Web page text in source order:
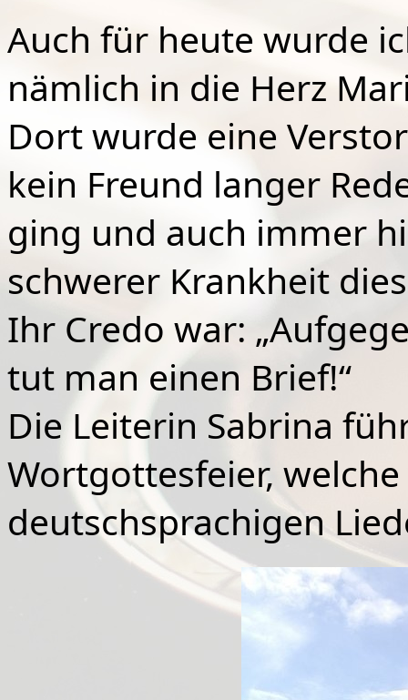
Auch für heute wurde
nämlich in die Herz
Dort wurde eine
kein Freund langer
ging und auch immer
schwerer Krankheit
Ihr Credo war:
tut man einen Brief!“
Die Leiterin Sabrina
Wortgottesfeier,
deutschsprachigen